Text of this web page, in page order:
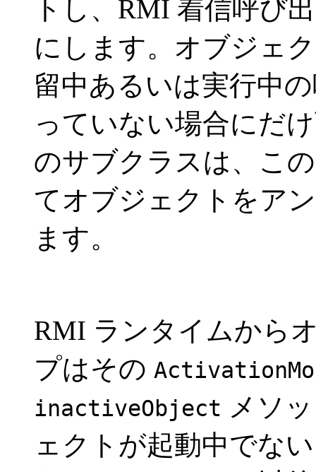
トし、RMI 着信呼び
にします。オブジェ
留中あるいは実行中
っていない場合にだ
のサブクラスは、こ
てオブジェクトをア
ます。
RMI ランタイムから
プはその
inactiveObject メソ
ェクトが起動中でな